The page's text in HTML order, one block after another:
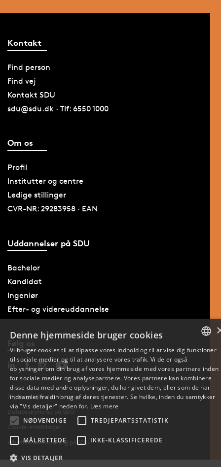
Kontakt
Find person
Find vej
Kontakt SDU
sdu@sdu.dk · Tlf: 6550 1000
Om os
Profil
Institutter og centre
Ledige stillinger
CVR-NR: 29283958 · EAN
Uddannelser på SDU
Bachelor
Kandidat
Ingeniør
Efter- og videreuddannelse
Følg os
Tilgængelighedserklæring
Databeskyttelse på SDU
Cookie-indstillinger
Whistleblowerordning på SDU
ENGLISH
Denne hjemmeside bruger cookies
Vi bruger cookies til at tilpasse vores indhold og til at vise dig funktioner
til sociale medier og til at analysere vores trafik. Vi deler også
oplysninger om din brug af vores hjemmeside med vores partnere inden
for sociale medier og analysepartnere. Vores partnere kan kombinere
disse data med andre oplysninger, du har givet dem, eller som de har
indsamlet fra din brug af deres tjenester. Se hvilke, inden du samtykker
via "Vis detaljer" neden for. Læs mere
NØDVENDIGE
TREDJEPARTSSTATISTIK
MÅLRETTEDE IKKE-KLASSIFICEREDE
VIS DETALJER